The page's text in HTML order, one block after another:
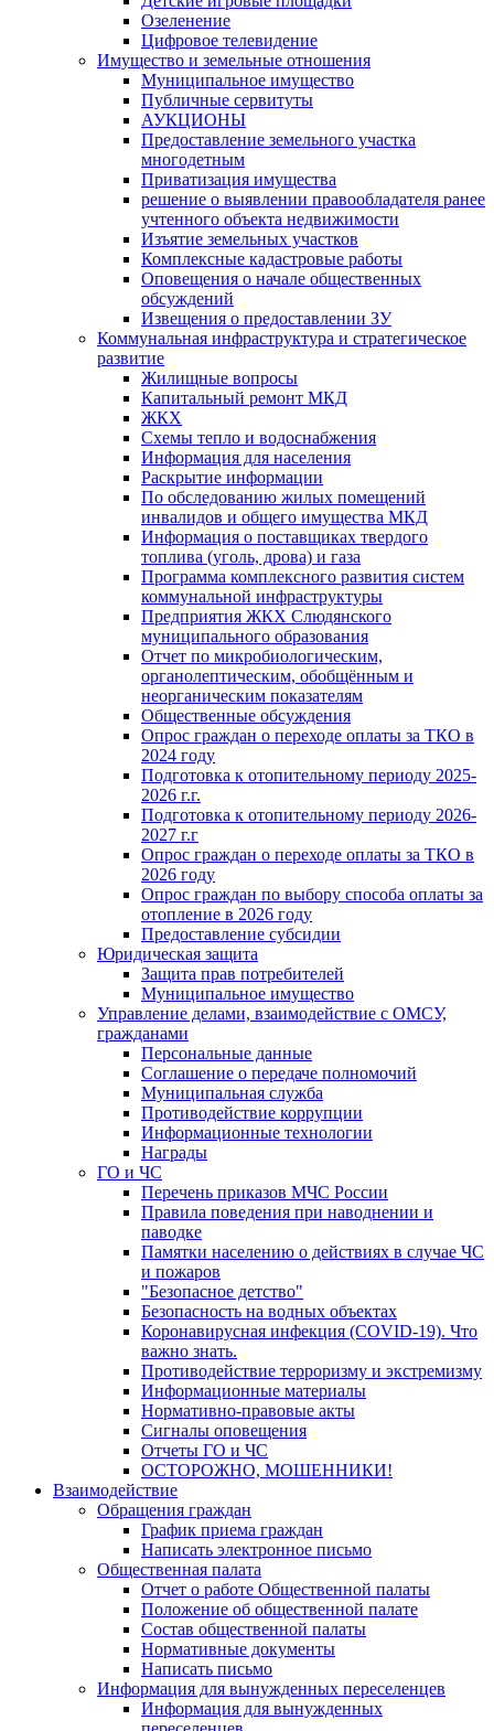
Озеленение
Цифровое телевидение
Имущество и земельные отношения
Муниципальное имущество
Публичные сервитуты
АУКЦИОНЫ
Предоставление земельного участка
многодетным
Приватизация имущества
решение о выявлении правообладателя ранее
учтенного объекта недвижимости
Изъятие земельных участков
Комплексные кадастровые работы
Оповещения о начале общественных
обсуждений
Извещения о предоставлении ЗУ
Коммунальная инфраструктура и стратегическое
развитие
Жилищные вопросы
Капитальный ремонт МКД
ЖКХ
Схемы тепло и водоснабжения
Информация для населения
Раскрытие информации
По обследованию жилых помещений
инвалидов и общего имущества МКД
Информация о поставщиках твердого
топлива (уголь, дрова) и газа
Программа комплексного развития систем
коммунальной инфраструктуры
Предприятия ЖКХ Слюдянского
муниципального образования
Отчет по микробиологическим,
органолептическим, обобщённым и
неорганическим показателям
Общественные обсуждения
Опрос граждан о переходе оплаты за ТКО в
2024 году
Подготовка к отопительному периоду 2025-
2026 г.г.
Подготовка к отопительному периоду 2026-
2027 г.г
Опрос граждан о переходе оплаты за ТКО в
2026 году
Опрос граждан по выбору способа оплаты за
отопление в 2026 году
Предоставление субсидии
Юридическая защита
Защита прав потребителей
Муниципальное имущество
Управление делами, взаимодействие с ОМСУ,
гражданами
Персональные данные
Соглашение о передаче полномочий
Муниципальная служба
Противодействие коррупции
Информационные технологии
Награды
ГО и ЧС
Перечень приказов МЧС России
Правила поведения при наводнении и
паводке
Памятки населению о действиях в случае ЧС
и пожаров
"Безопасное детство"
Безопасность на водных объектах
Коронавирусная инфекция (COVID-19). Что
важно знать.
Противодействие терроризму и экстремизму
Информационные материалы
Нормативно-правовые акты
Сигналы оповещения
Отчеты ГО и ЧС
ОСТОРОЖНО, МОШЕННИКИ!
Взаимодействие
Обращения граждан
График приема граждан
Написать электронное письмо
Общественная палата
Отчет о работе Общественной палаты
Положение об общественной палате
Состав общественной палаты
Нормативные документы
Написать письмо
Информация для вынужденных переселенцев
Информация для вынужденных